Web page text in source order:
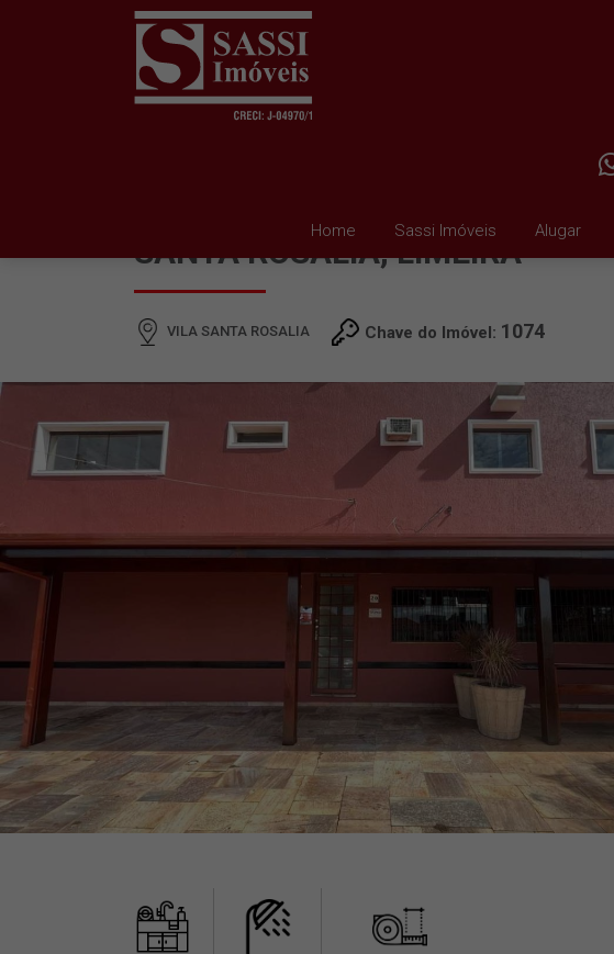
Home Sassi Imóveis Alugar
SANTA ROSALIA, LIMEIRA
VILA SANTA ROSALIA Chave do Imóvel: 1074